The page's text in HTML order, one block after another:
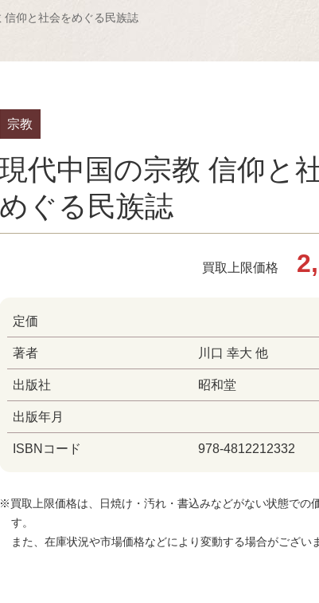
信仰と社会をめぐる民族誌
宗教
現代中国の宗教 信仰と
めぐる民族誌
買取上限価格
定価
著者 川口 幸大 他
出版社 昭和堂
出版年月
ISBNコード 978-4812212332
※買取上限価格は、日焼け・汚れ・書込みなどがない状態での
す。
また、在庫状況や市場価格などにより変動する場合がござい